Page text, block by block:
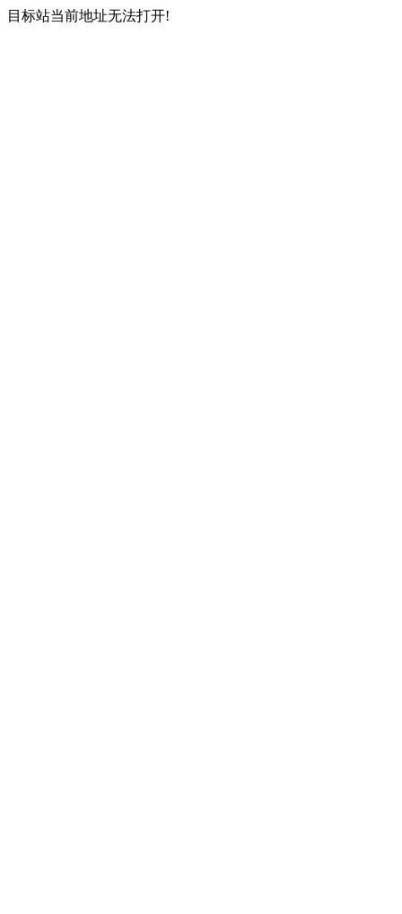
目标站当前地址无法打开!